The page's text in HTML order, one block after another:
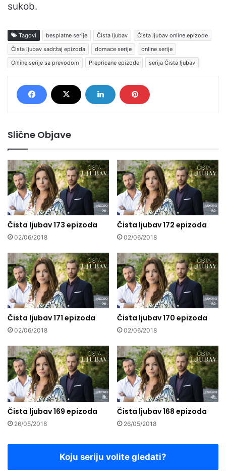
sukob.
Tagovi besplatne serije Čista ljubav
Čista ljubav online epizode
Čista ljubav sadržaj epizoda
domace serije
online serije
Online serije sa prevodom
Prepricane epizode serija Čista ljubav
Slične Objave
Čista ljubav 173 epizoda
02/06/2018
Čista ljubav 172 epizoda
02/06/2018
Čista ljubav 171 epizoda
02/06/2018
Čista ljubav 170 epizoda
02/06/2018
Čista ljubav 169 epizoda
26/05/2018
Čista ljubav 168 epizoda
26/05/2018
Koju seriju volite gledati?